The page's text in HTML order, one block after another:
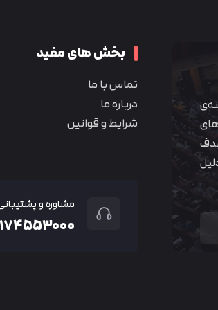
زمینه‌ی
بخش های مفید
تماس با ما
درباره ما
شرایط و قوانین
مشاوره و